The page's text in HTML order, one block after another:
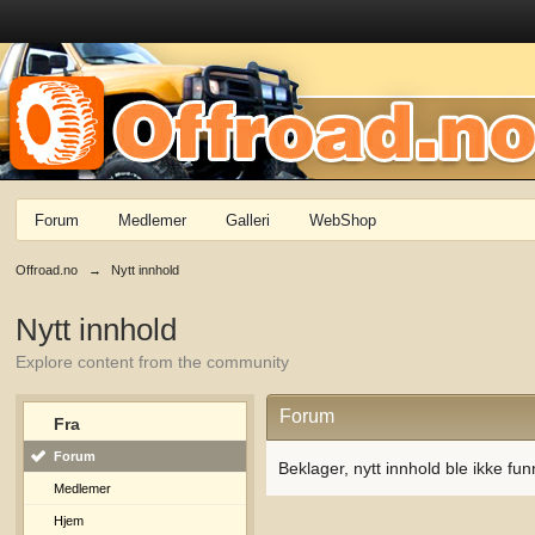
Forum Medlemer Galleri WebShop
Offroad.no → Nytt innhold
Nytt innhold
Explore content from the community
Fra
Forum
Medlemer
Hjem
Forum
Beklager, nytt innhold ble ikke